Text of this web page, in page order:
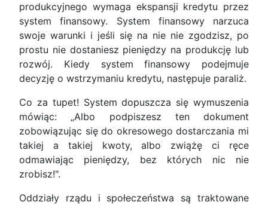
produkcyjnego wymaga ekspansji kredytu przez
system finansowy. System finansowy narzuca
swoje warunki i jeśli się na nie nie zgodzisz, po
prostu nie dostaniesz pieniędzy na produkcję lub
rozwój. Kiedy system finansowy podejmuje
decyzję o wstrzymaniu kredytu, następuje paraliż.
Co za tupet! System dopuszcza się wymuszenia
mówiąc: „Albo podpiszesz ten dokument
zobowiązując się do okresowego dostarczania mi
takiej a takiej kwoty, albo zwiążę ci ręce
odmawiając pieniędzy, bez których nic nie
zrobisz!".
Oddziały rządu i społeczeństwa są traktowane